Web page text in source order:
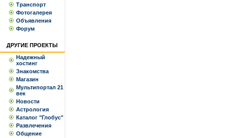
Транспорт
Фотогалерея
Объявления
Форум
ДРУГИЕ ПРОЕКТЫ
Надежный
хостинг
Знакомства
Магазин
Мультипортал 21
век
Новости
Астрология
Каталог "Глобус"
Развлечения
Общение